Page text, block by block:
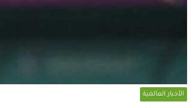
الأخبار العالمية